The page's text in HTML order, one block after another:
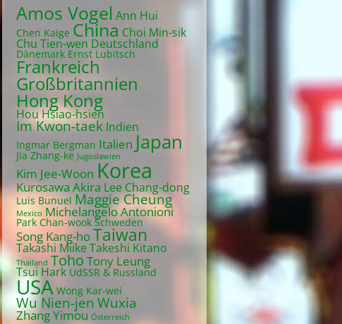
Amos Vogel Ann Hui
Chen Kaige China Choi Min-sik
Chu Tien-wen Deutschland
Dänemark Ernst Lubitsch
Frankreich
Großbritannien
Hong Kong
Hou Hsiao-hsien
Im Kwon-taek Indien
Ingmar Bergman Italien Japan
Jia Zhang-ke Jugoslawien
Kim Jee-Woon Korea
Kurosawa Akira Lee Chang-dong
Luis Bunuel Maggie Cheung
Mexico Michelangelo Antonioni
Park Chan-wook Schweden
Song Kang-hoTaiwan
Takashi MiikeTakeshi Kitano
Thailand Toho Tony Leung
Tsui Hark UdSSR & Russland
USA Wong Kar-wei
Wu Nien-jen Wuxia
Zhang Yimou Österreich